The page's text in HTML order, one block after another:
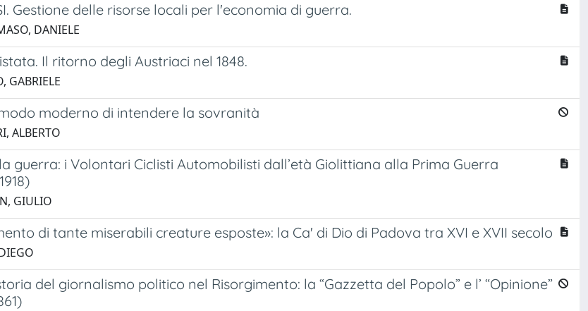
Gestione delle risorse locali per l'economia di guerra.
DANIELE
Il ritorno degli Austriaci nel 1848.
GABRIELE
moderno di intendere la sovranità
ALBERTO
guerra: i Volontari Ciclisti Automobilisti dall’età Giolittiana alla Prima Guerra
GIULIO
di tante miserabili creature esposte»: la Ca' di Dio di Padova tra XVI e XVII secolo
del giornalismo politico nel Risorgimento: la “Gazzetta del Popolo” e l’ “Opinione”